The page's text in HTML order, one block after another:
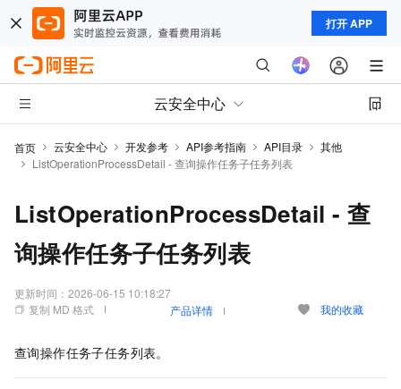
打开 APP
云安全中心
首页 云安全中心 开发参考 API参考指南 API目录
其他
ListOperationProcessDetail - 查询操作任务子任务列表
ListOperationProcessDetail - 查
询操作任务子任务列表
更新时间： 2026-06-15 10:18:27
复制 MD 格式
产品详情 我的收藏
查询操作任务子任务列表。